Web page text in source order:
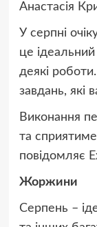
Анастасія
У серпні
це
деякі
завдань, які
Виконання
та
повідомляє
Жоржини
Серпень –